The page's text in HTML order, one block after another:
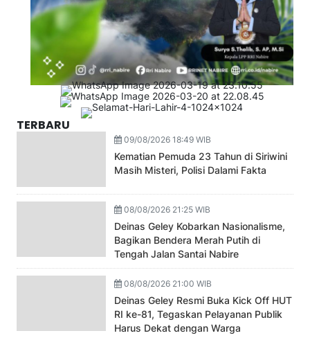
TERBARU
09/08/2026 18:49 WIB
Kematian Pemuda 23 Tahun di Siriwini
Masih Misteri, Polisi Dalami Fakta
08/08/2026 21:25 WIB
Deinas Geley Kobarkan Nasionalisme,
Bagikan Bendera Merah Putih di
Tengah Jalan Santai Nabire
08/08/2026 21:00 WIB
Deinas Geley Resmi Buka Kick Off HUT
RI ke-81, Tegaskan Pelayanan Publik
Harus Dekat dengan Warga